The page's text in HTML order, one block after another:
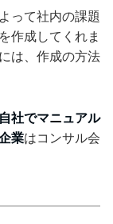
って社内の課題
作成してくれま
は、作成の方法
社でマニュアル
業はコンサル会